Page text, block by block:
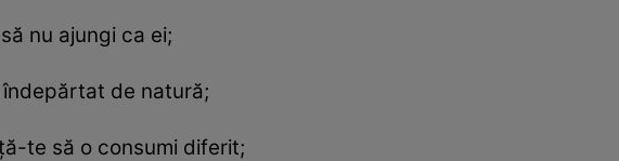
nu ajungi ca ei;
de natură;
te să o consumi diferit;